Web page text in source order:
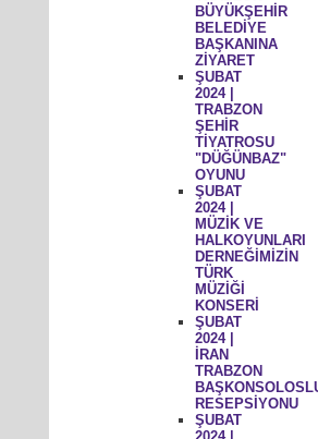
BÜYÜKŞEHİR
BELEDİYE
BAŞKANINA
ZİYARET
ŞUBAT
2024 |
TRABZON
ŞEHİR
TİYATROSU
"DÜĞÜNBAZ"
OYUNU
ŞUBAT
2024 |
MÜZİK VE
HALKOYUNLARI
DERNEĞİMİZİN
TÜRK
MÜZİĞİ
KONSERİ
ŞUBAT
2024 |
İRAN
TRABZON
RESEPSİYONU
ŞUBAT